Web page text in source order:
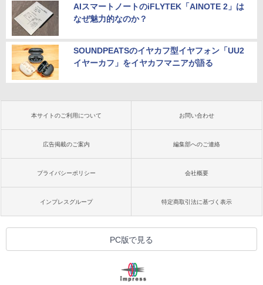
AIスマートノートのiFLYTEK「AINOTE 2」は
なぜ魅力的なのか？
SOUNDPEATSのイヤカフ型イヤフォン「UU2
イヤーカフ」をイヤカフマニアが語る
本サイトのご利用について お問い合わせ
広告掲載のご案内 編集部へのご連絡
プライバシーポリシー 会社概要
インプレスグループ 特定商取引法に基づく表示
PC版で見る